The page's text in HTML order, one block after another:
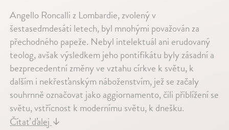
Angello Roncalli z Lombardie, zvolený v
šestasedmdesáti letech, byl mnohými považován za
přechodného papeže. Nebyl intelektuál ani erudovaný
teolog, avšak výsledkem jeho pontifikátu byly zásadní a
bezprecedentní změny ve vztahu církve k světu, k
dalším i nekřesťanským náboženstvím, jež se začaly
souhrnně označovat jako aggiornamento, čili přiblížení se
světu, vstřícnost k modernímu světu, k dnešku.
Čítať ďalej↓